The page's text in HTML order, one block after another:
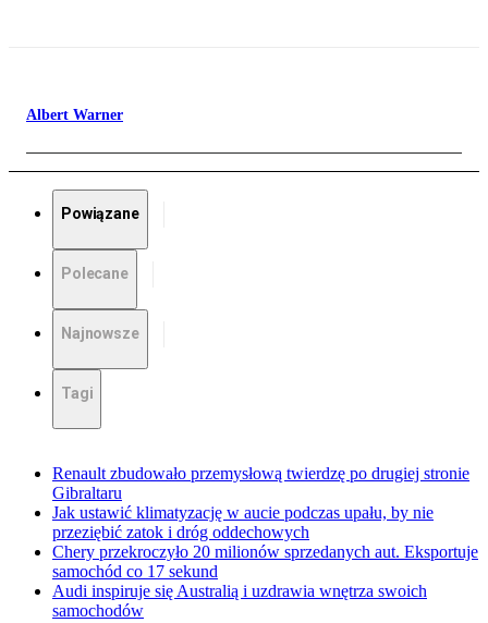
Albert Warner
Powiązane
Polecane
Najnowsze
Tagi
Renault zbudowało przemysłową twierdzę po drugiej stronie
Gibraltaru
Jak ustawić klimatyzację w aucie podczas upału, by nie
przeziębić zatok i dróg oddechowych
Chery przekroczyło 20 milionów sprzedanych aut. Eksportuje
samochód co 17 sekund
Audi inspiruje się Australią i uzdrawia wnętrza swoich
samochodów